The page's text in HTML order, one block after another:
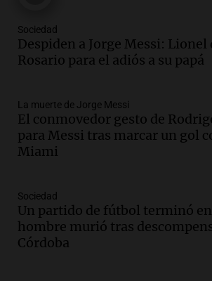
Episodios
Audio.Messi llegará esta
Rosario para acompañar a
Episodios
Audio.Ley de Propiedad
en el Congreso expuso una
comunicacional del
Episodios
Audio.Casabindo se
celebración única: 30.000
tradicional Toreo de la
Sociedad
Despiden a Jorge Messi: Lionel
Rosario para el adiós a su papá
La muerte de Jorge Messi
El conmovedor gesto de
para Messi tras marcar un gol
Miami
Sociedad
Un partido de fútbol terminó
hombre murió tras
Córdoba